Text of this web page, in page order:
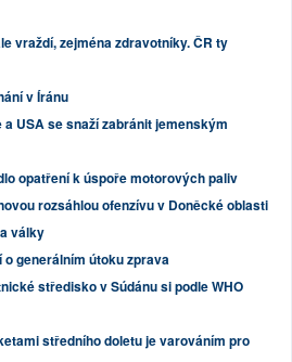
vraždí, zejména zdravotníky. ČR ty
v Íránu
USA se snaží zabránit jemenským
opatření k úspoře motorových paliv
rozsáhlou ofenzívu v Doněcké oblasti
války
o generálním útoku zprava
středisko v Súdánu si podle WHO
středního doletu je varováním pro